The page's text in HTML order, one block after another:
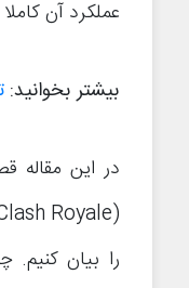
عملکرد آن
بیشتر بخوانید:
را بیان